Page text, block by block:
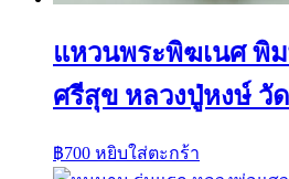
แหวนพระพิฆเนศ พิ
ศรีสุข หลวงปู่หงษ์ วั
฿700 หยิบใส่ตะกร้า